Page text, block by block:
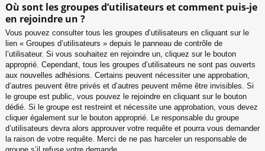
Où sont les groupes d’utilisateurs et comment puis-je
en rejoindre un ?
Vous pouvez consulter tous les groupes d’utilisateurs en cliquant sur le
lien « Groupes d’utilisateurs » depuis le panneau de contrôle de
l’utilisateur. Si vous souhaitez en rejoindre un, cliquez sur le bouton
approprié. Cependant, tous les groupes d’utilisateurs ne sont pas ouverts
aux nouvelles adhésions. Certains peuvent nécessiter une approbation,
d’autres peuvent être privés et d’autres peuvent même être invisibles. Si
le groupe est public, vous pouvez le rejoindre en cliquant sur le bouton
dédié. Si le groupe est restreint et nécessite une approbation, vous devez
cliquer également sur le bouton approprié. Le responsable du groupe
d’utilisateurs devra alors approuver votre requête et pourra vous demander
la raison de votre requête. Merci de ne pas harceler un responsable de